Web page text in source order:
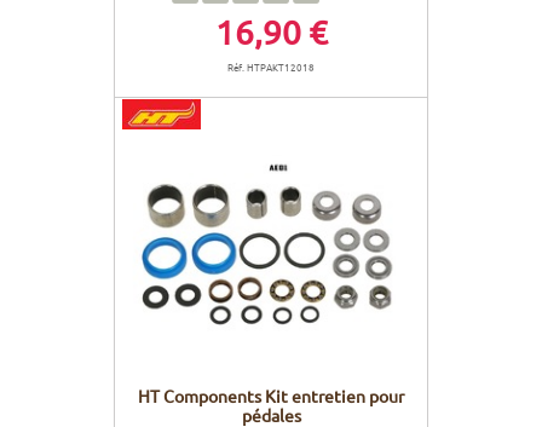
16,90 €
Réf. HTPAKT12018
HT Components Kit entretien pour
pédales